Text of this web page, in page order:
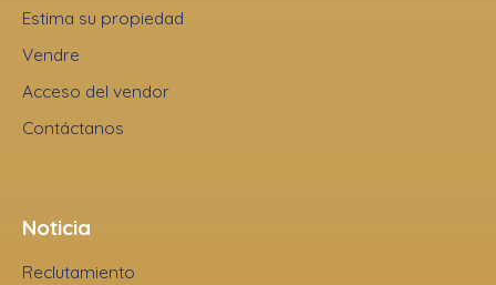
Estima su propiedad
Vendre
Acceso del vendor
Contáctanos
Noticia
Reclutamiento